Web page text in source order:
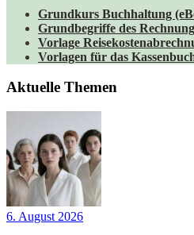
Grundkurs Buchhaltung
Grundbegriffe des
Vorlage
Vorlagen für das
Aktuelle Themen
6. August 2026